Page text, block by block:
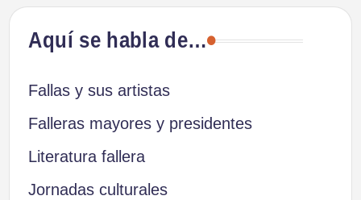
Aquí se habla de…
Fallas y sus artistas
Falleras mayores y presidentes
Literatura fallera
Jornadas culturales